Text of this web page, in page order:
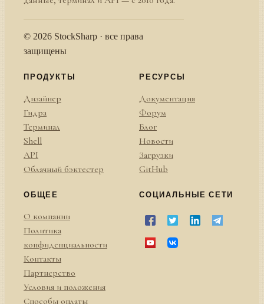
© 2026 StockSharp · все права
защищены
ПРОДУКТЫ
Дизайнер
Гидра
Терминал
Shell
API
Облачный бэктестер
РЕСУРСЫ
Документация
Форум
Блог
Новости
Загрузки
GitHub
ОБЩЕЕ
О компании
Политика
конфиденциальности
Контакты
Партнерство
Условия и положения
Способы оплаты
СОЦИАЛЬНЫЕ СЕТИ